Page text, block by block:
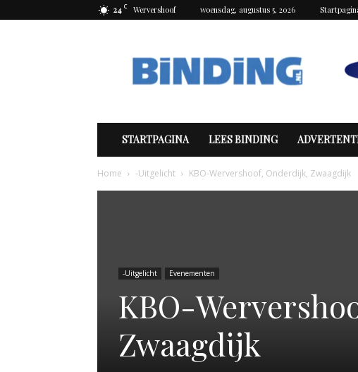
24 C Wervershoof woensdag, augustus 5, 2026
STARTPAGINA LEES BINDING
Home -Uitgelicht KBO-Wervershoof, Onderdijk, Zwaagdijk
-Uitgelicht Evenementen
KBO-
Zwaagdijk